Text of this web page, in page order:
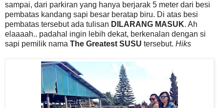
sampai, dari parkiran yang hanya berjarak 5 meter dari besi
pembatas kandang sapi besar beratap biru. Di atas besi
pembatas tersebut ada tulisan DILARANG MASUK. Ah
elaaaah.. padahal ingin lebih dekat, berkenalan dengan si
sapi pemilik nama The Greatest SUSU tersebut. Hiks